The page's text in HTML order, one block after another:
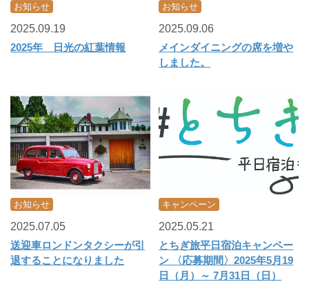
お知らせ
2025.09.19
2025年 日光の紅葉情報
お知らせ
2025.09.06
メインダイニングの席を増や
しました。
お知らせ
2025.07.05
送迎車ロンドンタクシーが引
退することになりました
キャンペーン
2025.05.21
とちぎ旅平日宿泊キャンペー
ン 〈応募期間〉2025年5月19
日（月）～ 7月31日（日）